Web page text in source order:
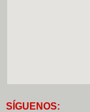
S GUENOS: